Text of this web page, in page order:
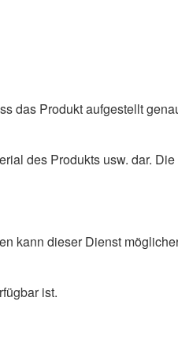
das Produkt aufgestellt
des Produkts usw. dar.
kann dieser Dienst
ist.